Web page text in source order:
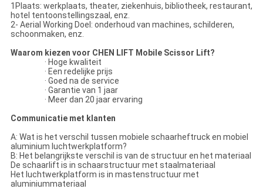
1Plaats: werkplaats, theater, ziekenhuis, bibliotheek, restaurant,
hotel tentoonstellingszaal, enz.
2- Aerial Working Doel: onderhoud van machines, schilderen,
schoonmaken, enz.
Waarom kiezen voor CHEN LIFT Mobile Scissor Lift?
· Hoge kwaliteit
· Een redelijke prijs
· Goed na de service
· Garantie van 1 jaar
· Meer dan 20 jaar ervaring
Communicatie met klanten
A: Wat is het verschil tussen mobiele schaarheftruck en mobiel
aluminium luchtwerkplatform?
B: Het belangrijkste verschil is van de structuur en het materiaal
De schaarlift is in schaarstructuur met staalmateriaal
Het luchtwerkplatform is in mastenstructuur met
aluminiummateriaal